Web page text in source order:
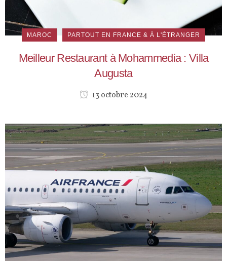
MAROC PARTOUT EN FRANCE & À L'ÉTRANGER
Meilleur Restaurant à Mohammedia : Villa
Augusta
13 octobre 2024